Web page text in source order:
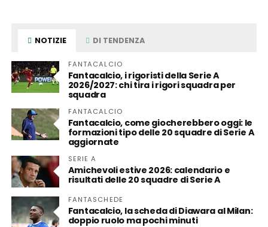
NOTIZIE DI TENDENZA
FANTACALCIO
Fantacalcio, i rigoristi della Serie A
2026/2027: chi tira i rigori squadra per
squadra
FANTACALCIO
Fantacalcio, come giocherebbero oggi: le
formazioni tipo delle 20 squadre di Serie A
aggiornate
SERIE A
Amichevoli estive 2026: calendario e
risultati delle 20 squadre di Serie A
FANTASCHEDE
Fantacalcio, la scheda di Diawara al Milan:
doppio ruolo ma pochi minuti